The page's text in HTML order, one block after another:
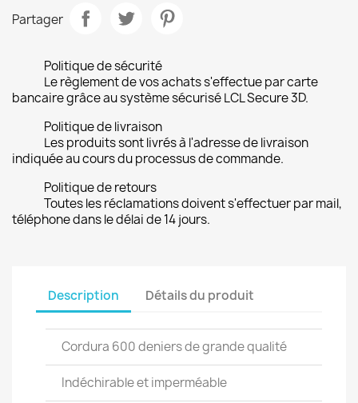
Partager
Politique de sécurité
Le règlement de vos achats s'effectue par carte
bancaire grâce au système sécurisé LCL Secure 3D.
Politique de livraison
Les produits sont livrés à l'adresse de livraison
indiquée au cours du processus de commande.
Politique de retours
Toutes les réclamations doivent s'effectuer par mail,
téléphone dans le délai de 14 jours.
Description Détails du produit
Cordura 600 deniers de grande qualité
Indéchirable et imperméable